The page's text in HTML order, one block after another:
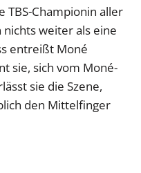
TBS-Championin aller
weiter als eine
entreißt Moné
sie, sich vom Moné-
sie die Szene,
den Mittelfinger